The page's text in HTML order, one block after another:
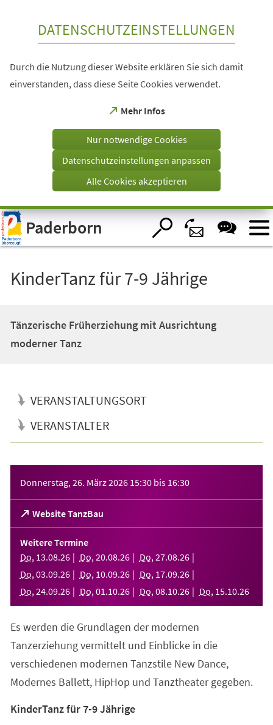
Visuelle
Assistenzsoftware
öffnen.
DATENSCHUTZEINSTELLUNGEN
Durch die Nutzung dieser Website erklären Sie sich damit
einverstanden, dass diese Seite Cookies verwendet.
Mehr Infos
(Öffnet
einem
Tab)
Nur notwendige Cookies
Datenschutzeinstellungen anpassen
Alle Cookies akzeptieren
Paderborn
KinderTanz für 7-9 Jährige
Tänzerische Früherziehung mit Ausrichtung
moderner Tanz
VERANSTALTUNGSORT
VERANSTALTER
Donnerstag, 26. März 2026 15:30 bis 16:30
Website TanzBau
(Öffnet
in
einem
neuen
Tab)
Weitere Termine
Do, 13.08.26 Do, 20.08.26 Do, 27.08.26
Do, 03.09.26 Do, 10.09.26 Do, 17.09.26
Do, 24.09.26 Do, 01 .10.26 Do, 08.10.26 Do, 15.10.26
Es werden die Grundlagen der modernen
Tanzerziehung vermittelt und Einblicke in die
verschiedenen modernen Tanzstile New Dance,
Modernes Ballett, HipHop und Tanztheater gegeben.
KinderTanz für 7-9 Jährige